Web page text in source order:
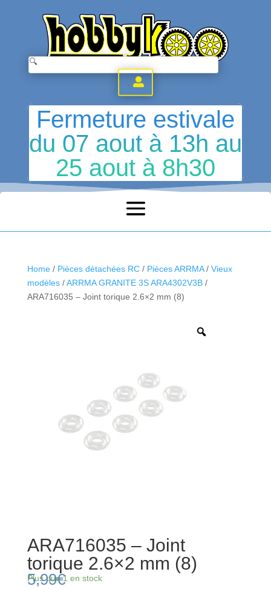
.
Fermeture estivale
du 07 aout à 13h au
25 aout à 8h30
Home/ Pièces détachées RC/ Pièces ARRMA/ Vieux
modèles/ARRMA GRANITE 3S ARA4302V3B/
ARA716035 – Joint torique 2.6×2 mm (8)
ARA716035 – Joint
torique 2.6×2 mm (8)
5,99€
Plus que 1 en stock